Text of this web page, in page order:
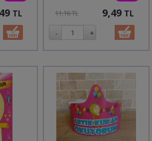
TL 11,16 TL 9,49 TL